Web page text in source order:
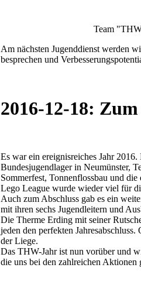
Team
Am nächsten Jugenddienst werden
besprechen und
2016-12-18:
Es war ein ereignisreiches Jahr
Bundesjugendlager in Neumünster,
Sommerfest, Tonnenflossbau und
Lego League wurde wieder viel für
Auch zum Abschluss gab es ein
mit ihren sechs Jugendleitern und
Die Therme Erding mit seiner
jeden den perfekten
der Liege.
Das THW-Jahr ist nun vorüber und
die uns bei den zahlreichen Aktionen